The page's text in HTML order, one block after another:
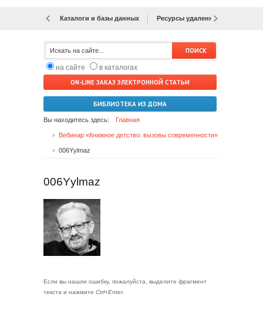
Каталоги и базы данных Ресурсы удаленного доступа
на сайте
в каталогах
ON-LINE ЗАКАЗ ЭЛЕКТРОННОЙ СТАТЬИ
БИБЛИОТЕКА ИЗ ДОМА
Вы находитесь здесь: Главная
Вебинар «Книжное детство: вызовы современности»
006Yylmaz
006Yylmaz
Если вы нашли ошибку, пожалуйста, выделите фрагмент
текста и нажмите Ctrl+Enter.